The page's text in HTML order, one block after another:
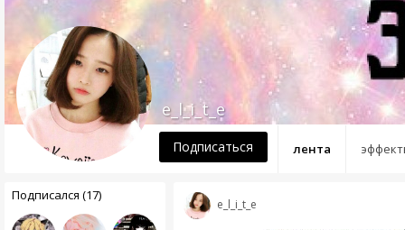
лента
e_l_i_t_e
Подписаться
Подписался (17)
e_l_i_t_e